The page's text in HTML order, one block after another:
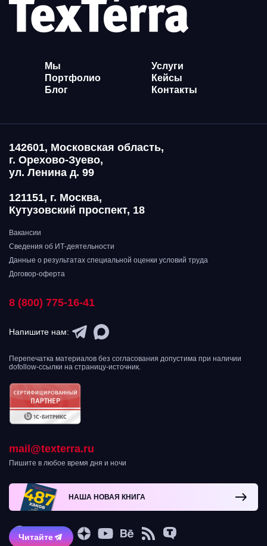
Читайте
Мы
Услуги
Портфолио
Кейсы
Блог
Контакты
142601, Московская область,
г. Орехово-Зуево,
ул. Ленина д. 99
121151, г. Москва,
Кутузовский проспект, 18
Вакансии
Сведения об ИТ-деятельности
Данные о результатах специальной оценки условий труда
Договор-оферта
8 (800) 775-16-41
Напишите нам:
Перепечатка материалов без согласования допустима при наличии
dofollow-ссылки на страницу-источник.
mail@texterra.ru
Пишите в любое время дня и ночи
НАША НОВАЯ КНИГА